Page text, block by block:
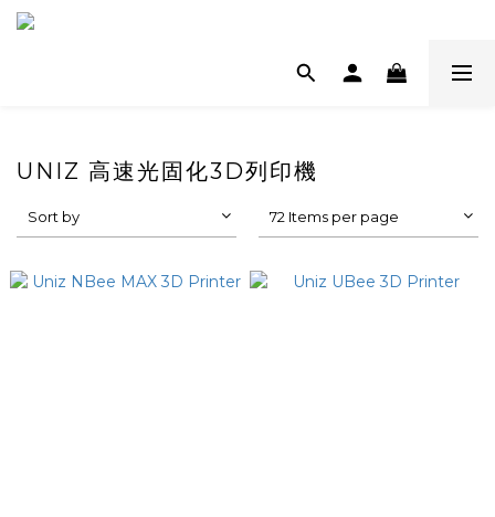
UNIZ 高速光固化3D列印機
Sort by 72 Items per page